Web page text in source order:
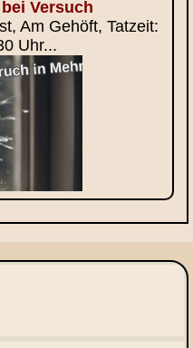
Versuch
Am Gehöft, Tatzeit:
Uhr...